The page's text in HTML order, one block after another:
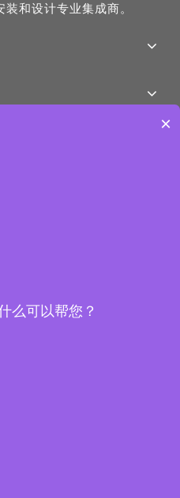
和设计专业集成商。
×
么可以帮您？